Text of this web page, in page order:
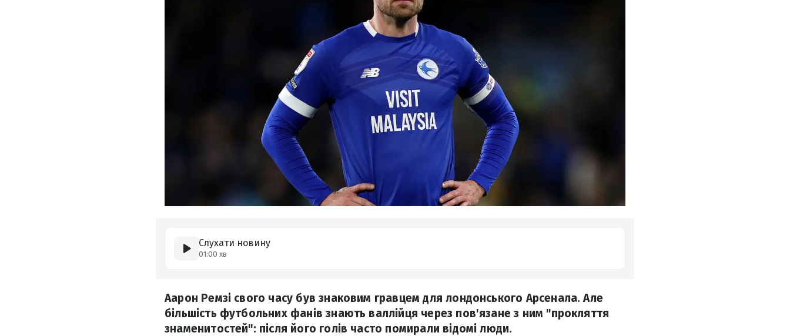
Слухати новину
01:00 хв
Аарон Ремзі свого часу був знаковим гравцем для лондонського Арсенала. Але
більшість футбольних фанів знають валлійця через пов'язане з ним "прокляття
знаменитостей": після його голів часто помирали відомі люди.